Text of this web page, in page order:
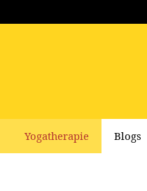
Yogatherapie Blogs